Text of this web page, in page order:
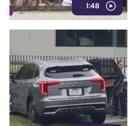
1:48